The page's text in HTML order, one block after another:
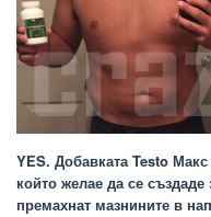
YES. Добавката Testo
който желае да се
премахнат мазнините в